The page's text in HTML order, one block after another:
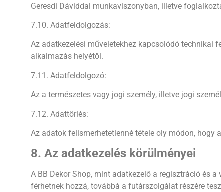
Geresdi Dáviddal munkaviszonyban, illetve
7.10. Adatfeldolgozás:
Az adatkezelési műveletekhez kapcsolódó technikai
alkalmazás helyétől.
7.11. Adatfeldolgozó:
Az a természetes vagy jogi személy, illetve jogi
7.12. Adattörlés:
Az adatok felismerhetetlenné tétele oly módon, hogy
8. Az adatkezelés körülményei
A BB Dekor Shop, mint adatkezelő a regisztráció és
férhetnek hozzá, továbbá a futárszolgálat részére